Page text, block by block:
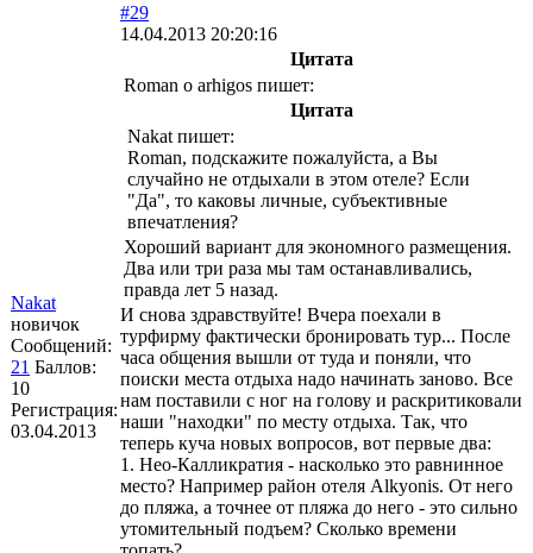
Nakat
новичок
Сообщений:
21 Баллов:
10
Регистрация:
03.04.2013
#29
14.04.2013 20:20:16
Цитата
Roman o arhigos пишет:
Цитата
Nakat пишет:
Roman, подскажите пожалуйста, а Вы
случайно не отдыхали в этом отеле? Если
"Да", то каковы личные, субъективные
впечатления?
Хороший вариант для экономного размещения.
Два или три раза мы там останавливались,
правда лет 5 назад.
И снова здравствуйте! Вчера поехали в
турфирму фактически бронировать тур... После
часа общения вышли от туда и поняли, что
поиски места отдыха надо начинать заново. Все
нам поставили с ног на голову и раскритиковали
наши "находки" по месту отдыха. Так, что
теперь куча новых вопросов, вот первые два:
1. Нео-Калликратия - насколько это равнинное
место? Например район отеля Alkyonis. От него
до пляжа, а точнее от пляжа до него - это сильно
утомительный подъем? Сколько времени